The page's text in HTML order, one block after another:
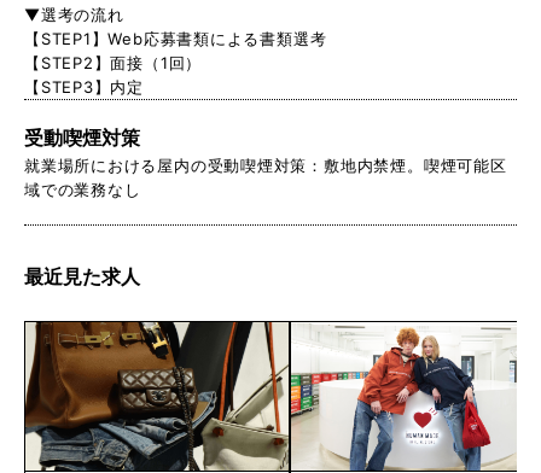
▼選考の流れ
【STEP1】Web応募書類による書類選考
【STEP2】面接（1回）
【STEP3】内定
受動喫煙対策
就業場所における屋内の受動喫煙対策：敷地内禁煙。喫煙可能区
域での業務なし
最近見た求人